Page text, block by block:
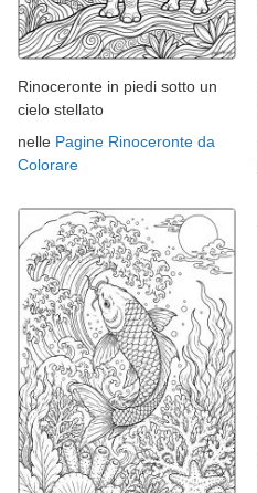
Rinoceronte in piedi sotto un
cielo stellato
nelle Pagine Rinoceronte da
Colorare